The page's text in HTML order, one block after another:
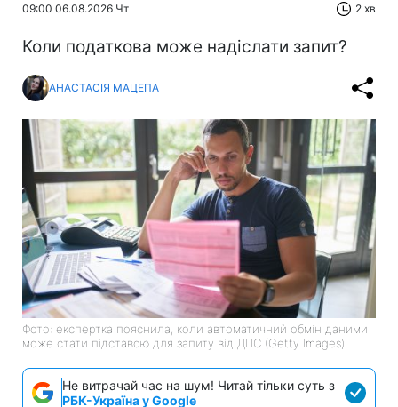
09:00 06.08.2026 Чт 2 хв
Коли податкова може надіслати запит?
АНАСТАСІЯ МАЦЕПА
Фото: експертка пояснила, коли автоматичний обмін даними
може стати підставою для запиту від ДПС (Getty Images)
Не витрачай час на шум! Читай тільки суть з
РБК-Україна у Google